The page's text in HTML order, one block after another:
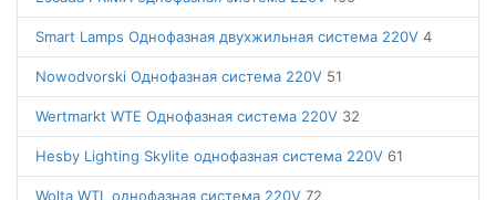
Smart Lamps Однофазная двухжильная система 220V 4
Nowodvorski Однофазная система 220V 51
Wertmarkt WTE Однофазная система 220V 32
Hesby Lighting Skylite однофазная система 220V 61
Wolta WTL однофазная система 220V 72